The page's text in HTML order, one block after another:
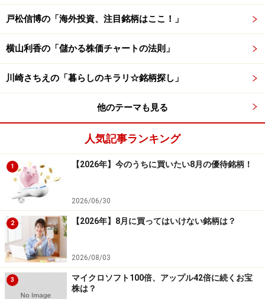
結果を見てみると、勝率は50.67％、平均損益は0.12％で
す。勝率は5割を上回り、1トレードあたりの平均損益も
0.12％とプラスになっていることから、12月は、株価が
よると、7月から11月までは例年株価が下落しやすい傾
向があります。12月は、7月以降の下落トレンドから一
転して、上昇トレンドを形成しやすい月と言えるでしょ
う。
一般的に、12月相場のアノマリー「掉尾の一振（ちょう
びのいっしん）」は、個人投資家の節税対策の売りが落
ち着いた12月20日頃から始まると言われています。そこ
で、12月20日に全銘柄を保有して、年末に売却した場合
について簡単な検証を行ってみると、勝率は56.11％、平
均損益は1.13％と大きく上昇する傾向が確認できます。
よって、12月の投資戦略を考える上では、「掉尾の一振
（ちょうびのいっしん）」を利用した投資戦略を組むこ
とで、利益になりやすいトレードを行うことができるで
戸松信博の「海外投資、注目銘柄はここ！」
横山利香の「儲かる株価チャートの法則」
川崎さちえの「暮らしのキラリ☆銘柄探し」
他のテーマも見る
人気記事ランキング
1 【2026年】今のうちに買いたい8月の優待銘柄！
2026/06/30
2 【2026年】8月に買ってはいけない銘柄は？
2026/08/03
3
マイクロソフト100倍、アップル42倍に続くお宝
株は？